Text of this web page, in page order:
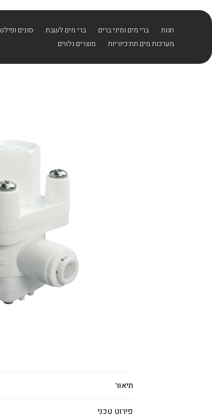
חנות ברי מים ומיני ברים ברי מים לשבת סננים
מערכות מים תת־כיוריות
מוצרים נלווים
תיאור
פירוט טכני